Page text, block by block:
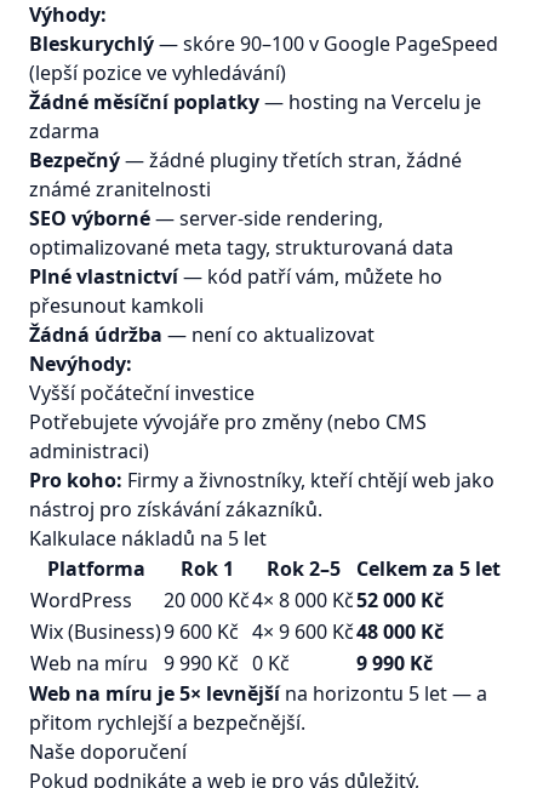
Výhody:
Bleskurychlý— skóre 90–100 v Google PageSpeed
(lepší pozice ve vyhledávání)
Žádné měsíční poplatky— hosting na Vercelu je
zdarma
Bezpečný— žádné pluginy třetích stran, žádné
známé zranitelnosti
SEO výborné— server-side rendering,
optimalizované meta tagy, strukturovaná data
Plné vlastnictví— kód patří vám, můžete ho
přesunout kamkoli
Žádná údržba — není co aktualizovat
Nevýhody:
Vyšší počáteční investice
Potřebujete vývojáře pro změny (nebo CMS
administraci)
Pro koho: Firmy a živnostníky, kteří chtějí web jako
nástroj pro získávání zákazníků.
Kalkulace nákladů na 5 let
Platforma
Rok 1 Rok 2–5
Celkem za 5 let
WordPress
20 000 Kč4× 8 000 Kč52 000 Kč
Wix (Business)9 600 Kč 4× 9 600 Kč48 000 Kč
Web na míru
9 990 Kč 0 Kč
9 990 Kč
Web na míru je 5× levnějšína horizontu 5 let — a
přitom rychlejší a bezpečnější.
Naše doporučení
Pokud podnikáte a web je pro vás důležitý,